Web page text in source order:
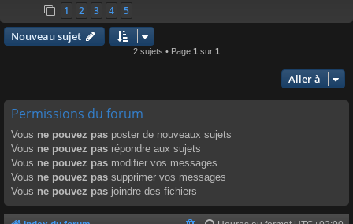
1 2 3 4 5
Nouveau sujet
2 sujets • Page 1 sur 1
Aller à
Permissions du forum
Vous ne pouvez pas poster de nouveaux sujets
Vous ne pouvez pas répondre aux sujets
Vous ne pouvez pas modifier vos messages
Vous ne pouvez pas supprimer vos messages
Vous ne pouvez pas joindre des fichiers